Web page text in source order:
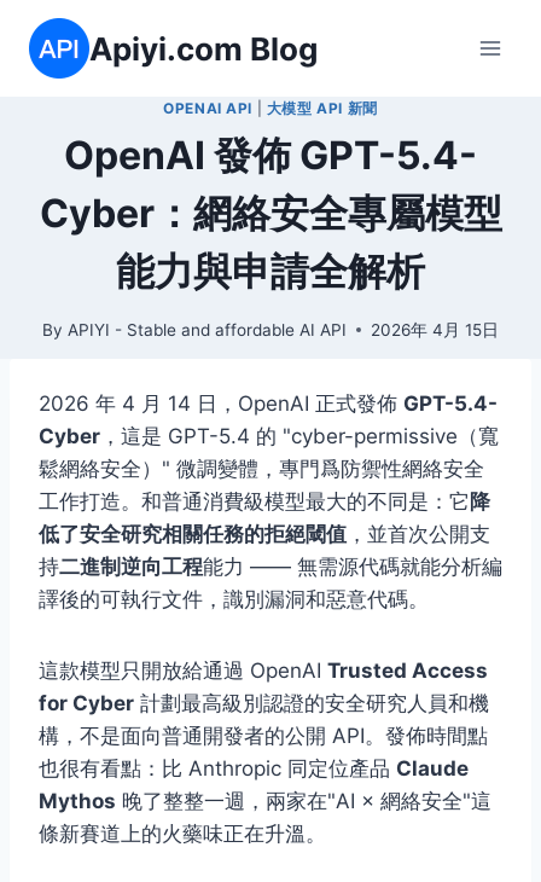
content
Apiyi.com Blog
OPENAI API 大模型 API 新聞
OpenAI 發佈 GPT-5.4-
Cyber：網絡安全專屬模型
能力與申請全解析
By APIYI - Stable and affordable AI API 2026年 4月 15日
2026 年 4 月 14 日，OpenAI 正式發佈 GPT-5.4-
Cyber ，這是 GPT-5.4 的 "cyber-permissive（寬
鬆網絡安全）" 微調變體，專門爲防禦性網絡安全
工作打造。和普通消費級模型最大的不同是：它 降
低了安全研究相關任務的拒絕閾值 ，並首次公開支
持二進制逆向工程能力 —— 無需源代碼就能分析編
譯後的可執行文件，識別漏洞和惡意代碼。
這款模型只開放給通過 OpenAI Trusted Access
for Cyber 計劃最高級別認證的安全研究人員和機
構，不是面向普通開發者的公開 API。發佈時間點
也很有看點：比 Anthropic 同定位產品 Claude
Mythos 晚了整整一週，兩家在"AI × 網絡安全"這
條新賽道上的火藥味正在升溫。